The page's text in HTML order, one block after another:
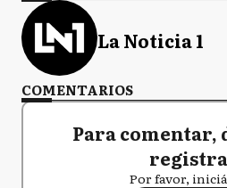
La Noticia 1
COMENTARIOS
Para comentar,
Por favor,